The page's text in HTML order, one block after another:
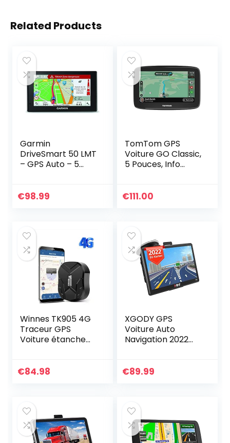
Related Products
Garmin
DriveSmart 50 LMT
– GPS Auto – 5
Trafic, Zones de
€98.99
TomTom GPS
Voiture GO Classic,
5 Pouces, Info
de Danger, Cartes
€111.00
Winnes TK905 4G
Traceur GPS
Voiture étanche
réel GPS Tracker
€84.98
XGODY GPS
Voiture Auto
Navigation 2022
à Vie de la Carte
€89.99